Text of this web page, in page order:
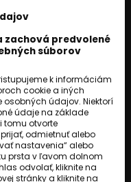
,Monika Ebibi
Novák
zachová predvolené
súborov
k informáciám
cookie a iných
údajov. Niektorí
údaje na základe
tomu otvorte
odmietnuť alebo
nastavenia“ alebo
prsta v ľavom dolnom
odvolať, kliknite na
stránky a kliknite na